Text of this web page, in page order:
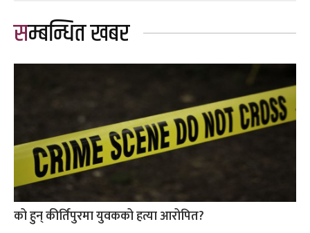
सम्बन्धित खबर
को हुन् कीर्तिपुरमा युवकको हत्या आरोपित?